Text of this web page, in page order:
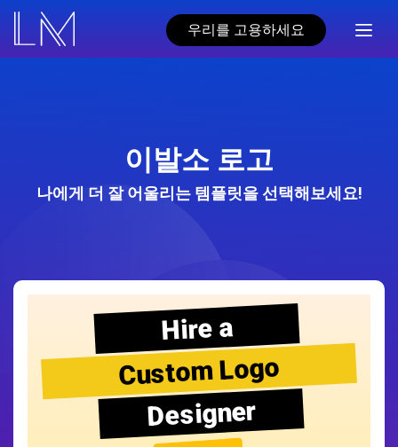
우리를 고용하세요
이발소 로고
나에게 더 잘 어울리는 템플릿을 선택해보세요!
Hire a
Custom Logo
Designer